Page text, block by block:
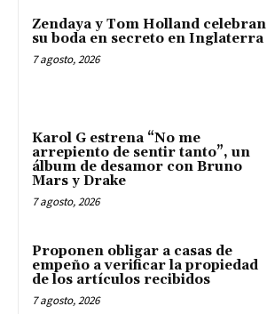
Zendaya y Tom Holland celebran
su boda en secreto en Inglaterra
7 agosto, 2026
Karol G estrena “No me
arrepiento de sentir tanto”, un
álbum de desamor con Bruno
Mars y Drake
7 agosto, 2026
Proponen obligar a casas de
empeño a verificar la propiedad
de los artículos recibidos
7 agosto, 2026